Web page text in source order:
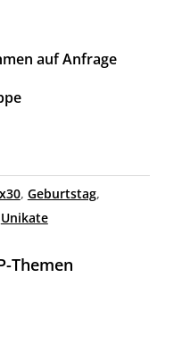
auf Anfrage
, Geburtstag,
Unikate
Themen